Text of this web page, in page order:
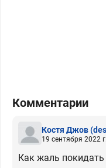
Комментарии
Костя Джов
19 сентября 2022 г.
Как жаль